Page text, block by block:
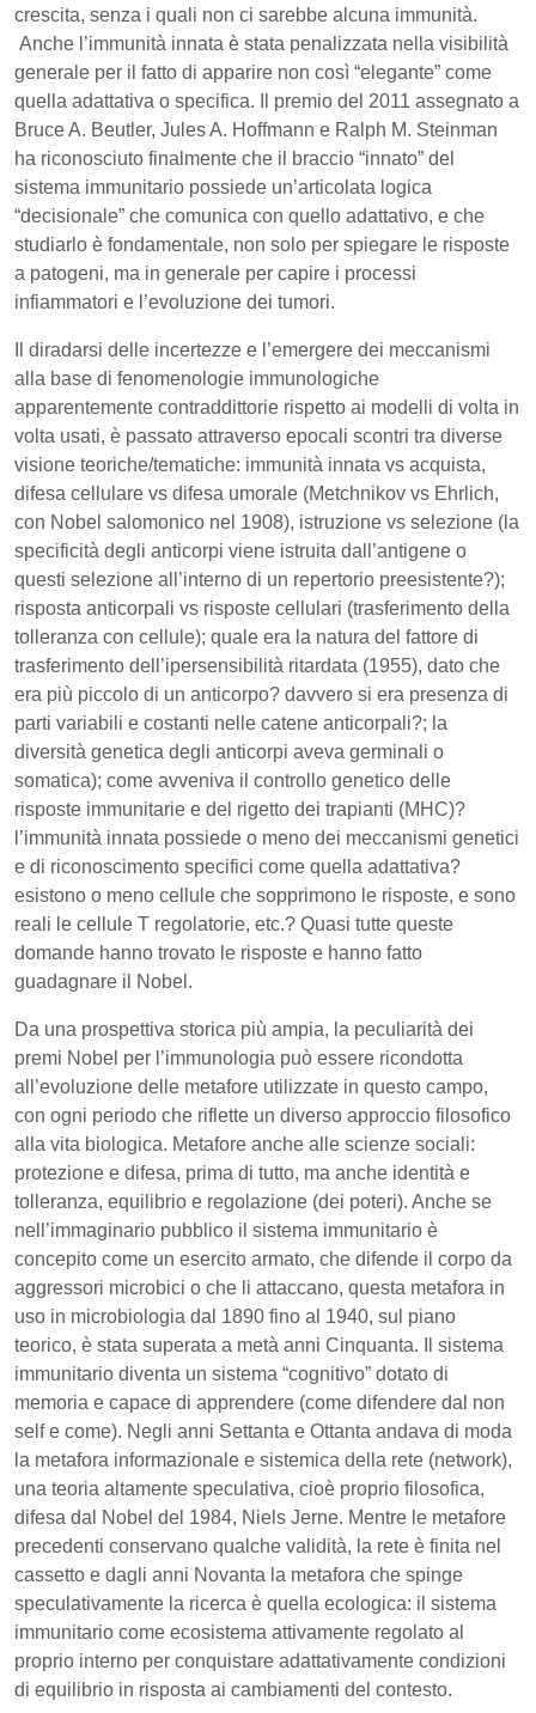
crescita, senza i quali non ci sarebbe alcuna immunità.
Anche l’immunità innata è stata penalizzata nella visibilità
generale per il fatto di apparire non così “elegante” come
quella adattativa o specifica. Il premio del 2011 assegnato a
Bruce A. Beutler, Jules A. Hoffmann e Ralph M. Steinman
ha riconosciuto finalmente che il braccio “innato” del
sistema immunitario possiede un’articolata logica
“decisionale” che comunica con quello adattativo, e che
studiarlo è fondamentale, non solo per spiegare le risposte
a patogeni, ma in generale per capire i processi
infiammatori e l’evoluzione dei tumori.
Il diradarsi delle incertezze e l’emergere dei meccanismi
alla base di fenomenologie immunologiche
apparentemente contraddittorie rispetto ai modelli di volta in
volta usati, è passato attraverso epocali scontri tra diverse
visione teoriche/tematiche: immunità innata vs acquista,
difesa cellulare vs difesa umorale (Metchnikov vs Ehrlich,
con Nobel salomonico nel 1908), istruzione vs selezione (la
specificità degli anticorpi viene istruita dall’antigene o
questi selezione all’interno di un repertorio preesistente?);
risposta anticorpali vs risposte cellulari (trasferimento della
tolleranza con cellule); quale era la natura del fattore di
trasferimento dell’ipersensibilità ritardata (1955), dato che
era più piccolo di un anticorpo? davvero si era presenza di
parti variabili e costanti nelle catene anticorpali?; la
diversità genetica degli anticorpi aveva germinali o
somatica); come avveniva il controllo genetico delle
risposte immunitarie e del rigetto dei trapianti (MHC)?
l’immunità innata possiede o meno dei meccanismi genetici
e di riconoscimento specifici come quella adattativa?
esistono o meno cellule che sopprimono le risposte, e sono
reali le cellule T regolatorie, etc.? Quasi tutte queste
domande hanno trovato le risposte e hanno fatto
guadagnare il Nobel.
Da una prospettiva storica più ampia, la peculiarità dei
premi Nobel per l’immunologia può essere ricondotta
all’evoluzione delle metafore utilizzate in questo campo,
con ogni periodo che riflette un diverso approccio filosofico
alla vita biologica. Metafore anche alle scienze sociali:
protezione e difesa, prima di tutto, ma anche identità e
tolleranza, equilibrio e regolazione (dei poteri). Anche se
nell’immaginario pubblico il sistema immunitario è
concepito come un esercito armato, che difende il corpo da
aggressori microbici o che li attaccano, questa metafora in
uso in microbiologia dal 1890 fino al 1940, sul piano
teorico, è stata superata a metà anni Cinquanta. Il sistema
immunitario diventa un sistema “cognitivo” dotato di
memoria e capace di apprendere (come difendere dal non
self e come). Negli anni Settanta e Ottanta andava di moda
la metafora informazionale e sistemica della rete (network),
una teoria altamente speculativa, cioè proprio filosofica,
difesa dal Nobel del 1984, Niels Jerne. Mentre le metafore
precedenti conservano qualche validità, la rete è finita nel
cassetto e dagli anni Novanta la metafora che spinge
speculativamente la ricerca è quella ecologica: il sistema
immunitario come ecosistema attivamente regolato al
proprio interno per conquistare adattativamente condizioni
di equilibrio in risposta ai cambiamenti del contesto.